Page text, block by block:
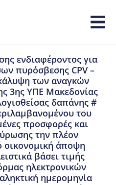
ενδιαφέροντος για
πυρόσβεσης CPV –
των αναγκών
3ης ΥΠΕ Μακεδονίας
δαπάνης #
του
προσφορές και
την πλέον
άποψη
βάσει τιμής
ηλεκτρονικών
ημερομηνία